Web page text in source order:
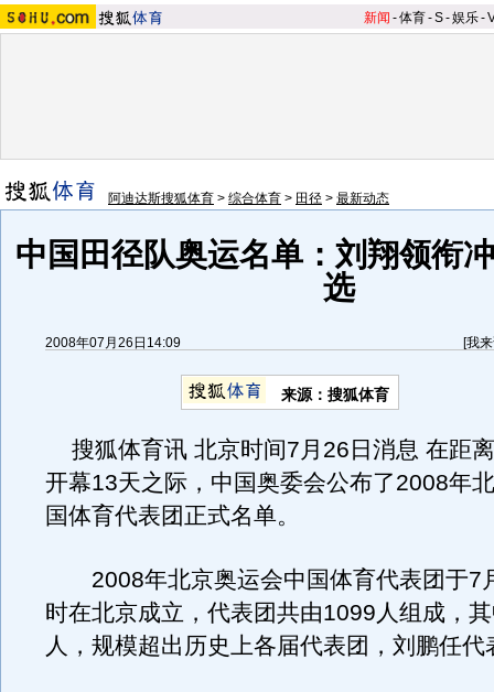
新闻 -体育-S-娱乐-
阿迪达斯搜狐体育 > 综合体育 > 田径 > 最新动态
中国田径队奥运名单：刘翔领衔
选
2008年07月26日14:09 [我
来源：搜狐体育
搜狐体育讯 北京时间7月26日消息 在距
开幕13天之际，中国奥委会公布了2008年
国体育代表团正式名单。
2008年北京奥运会中国体育代表团于7
时在北京成立，代表团共由1099人组成，
人，规模超出历史上各届代表团，刘鹏任代